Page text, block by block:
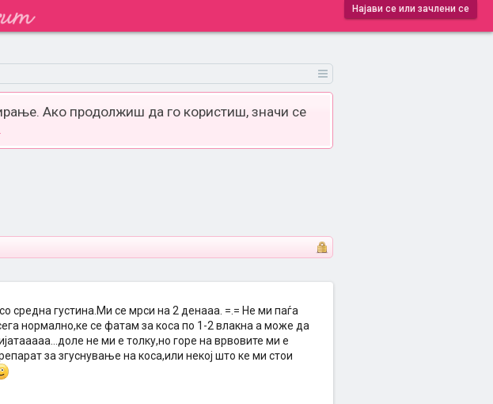
Најави се или зачлени се
Ако продолжиш да го користиш, значи се
средна густина.Ми се мрси на 2 денааа. =.= Не ми паѓа
нормално,ке се фатам за коса по 1-2 влакна а може да
не ми е толку,но горе на врвовите ми е
за згуснување на коса,или некој што ке ми стои